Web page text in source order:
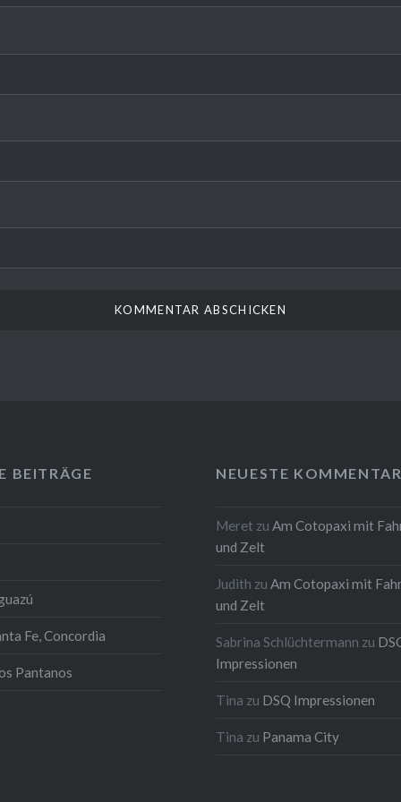
BEITRÄGE
Fe, Concordia
Pantanos
NEUESTE
Meret zuAm Cotopaxi mit
und Zelt
Judith zuAm Cotopaxi mit
und Zelt
Sabrina Schlüchtermann zu
Impressionen
Tina zu DSQ Impressionen
Tina zu Panama City